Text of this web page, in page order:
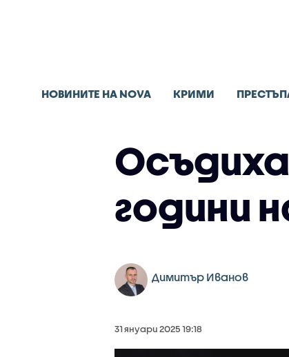
НОВИНИТЕ НА NOVA КРИМИ
години
Димитър Иванов
31 януари 2025 19:18